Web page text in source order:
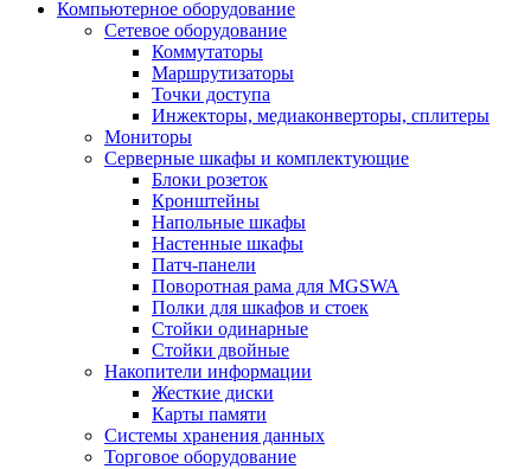
Компьютерное оборудование
Сетевое оборудование
Коммутаторы
Маршрутизаторы
Точки доступа
Инжекторы, медиаконверторы, сплитеры
Мониторы
Серверные шкафы и комплектующие
Блоки розеток
Кронштейны
Напольные шкафы
Настенные шкафы
Патч-панели
Поворотная рама для MGSWA
Полки для шкафов и стоек
Стойки одинарные
Стойки двойные
Накопители информации
Жесткие диски
Карты памяти
Системы хранения данных
Торговое оборудование